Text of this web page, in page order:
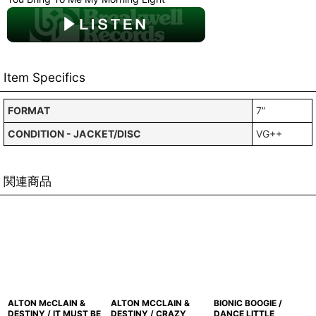
Item Specifics
FORMAT
7"
CONDITION - JACKET/DISC
VG++
関連商品
ALTON McCLAIN &
DESTINY / IT MUST BE
ALTON MCCLAIN &
DESTINY / CRAZY
BIONIC BOOGIE /
DANCE LITTLE